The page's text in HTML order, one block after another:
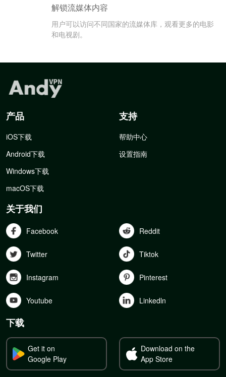
解锁流媒体内容
用户可以访问不同国家的流媒体库，观看更多的电影
和电视剧。
产品
iOS下载
Android下载
Windows下载
macOS下载
支持
帮助中心
设置指南
关于我们
Facebook Reddit
Twitter Tiktok
Instagram Pinterest
Youtube Linkedln
下载
Get it on
Google Play
Download on the
App Store